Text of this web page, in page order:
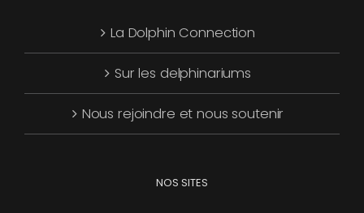
La Dolphin Connection
Sur les delphinariums
Nous rejoindre et nous soutenir
NOS SITES